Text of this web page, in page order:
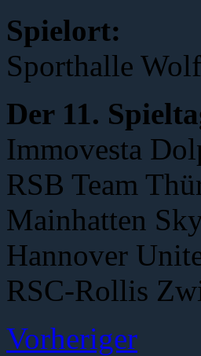
Spielort:
Sporthalle
Der 11.
Immovesta
RSB Team
Mainhatten
Hannover
RSC-Rollis
Vorheriger